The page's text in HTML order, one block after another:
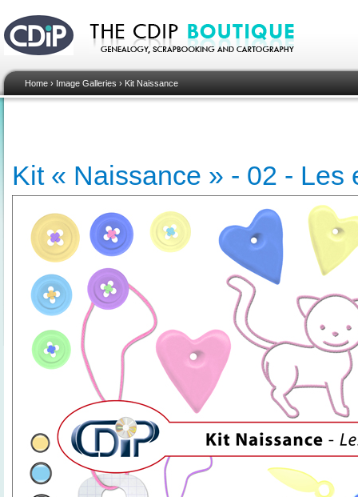
Home › Image Galleries › Kit Naissance
Kit « Naissance » - 02 - Les